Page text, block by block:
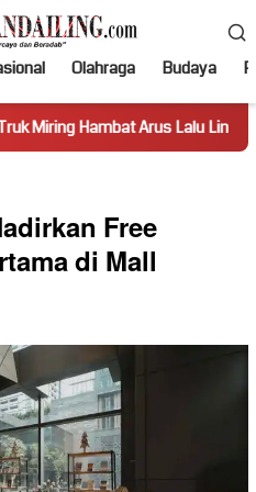
Olahraga Budaya
Arus Lalu Lintas di Jalan
Free
di Mall